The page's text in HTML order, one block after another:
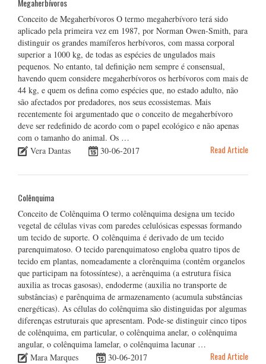
Megaherbívoros
Conceito de Megaherbívoros O termo megaherbívoro terá sido
aplicado pela primeira vez em 1987, por Norman Owen-Smith, para
distinguir os grandes mamíferos herbívoros, com massa corporal
superior a 1000 kg, de todas as espécies de ungulados mais
pequenos. No entanto, tal definição nem sempre é consensual,
havendo quem considere megaherbívoros os herbívoros com mais de
44 kg, e quem os defina como espécies que, no estado adulto, não
são afectados por predadores, nos seus ecossistemas. Mais
recentemente foi argumentado que o conceito de megaherbívoro
deve ser redefinido de acordo com o papel ecológico e não apenas
com o tamanho do animal. Os …
Vera Dantas
30-06-2017 Read Article
Colênquima
Conceito de Colênquima O termo colênquima designa um tecido
vegetal de células vivas com paredes celulósicas espessas formando
um tecido de suporte. O colênquima é derivado de um tecido
parenquimatoso. O tecido parenquimatoso engloba quatro tipos de
tecido em plantas, nomeadamente a clorênquima (contêm organelos
que participam na fotossíntese), a aerênquima (a estrutura física
auxilia as trocas gasosas), endoderme (auxilia no transporte de
substâncias) e parênquima de armazenamento (acumula substâncias
energéticas). As células do colênquima são distinguidas por algumas
diferenças estruturais que apresentam. Pode-se distinguir cinco tipos
de colênquima, em particular, o colênquima anelar, o colênquima
angular, o colênquima lamelar, o colênquima lacunar …
Mara Marques
30-06-2017 Read Article